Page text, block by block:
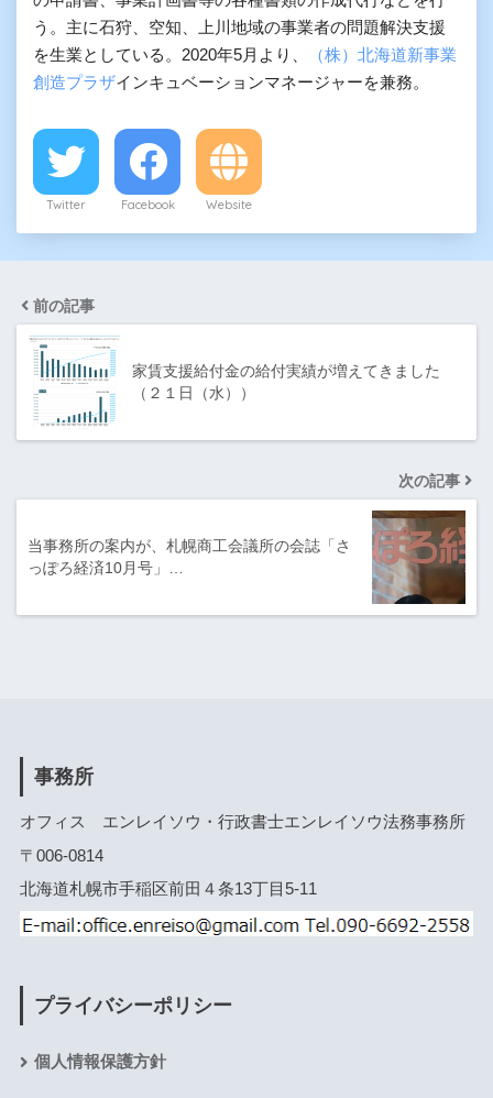
う。主に石狩、空知、上川地域の事業者の問題解決支援
を生業としている。2020年5月より、
（株）北海道新事業
創造プラザインキュベーションマネージャーを兼務。
Twitter Facebook Website
前の記事
家賃支援給付金の給付実績が増えてきました
（２１日（水））
次の記事
当事務所の案内が、札幌商工会議所の会誌「さ
っぽろ経済10月号」…
事務所
オフィス エンレイソウ・行政書士エンレイソウ法務事務所
〒006-0814
北海道札幌市手稲区前田４条13丁目5-11
プライバシーポリシー
個人情報保護方針